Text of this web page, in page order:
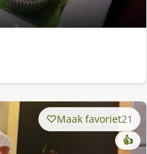
Maak favoriet21
👍